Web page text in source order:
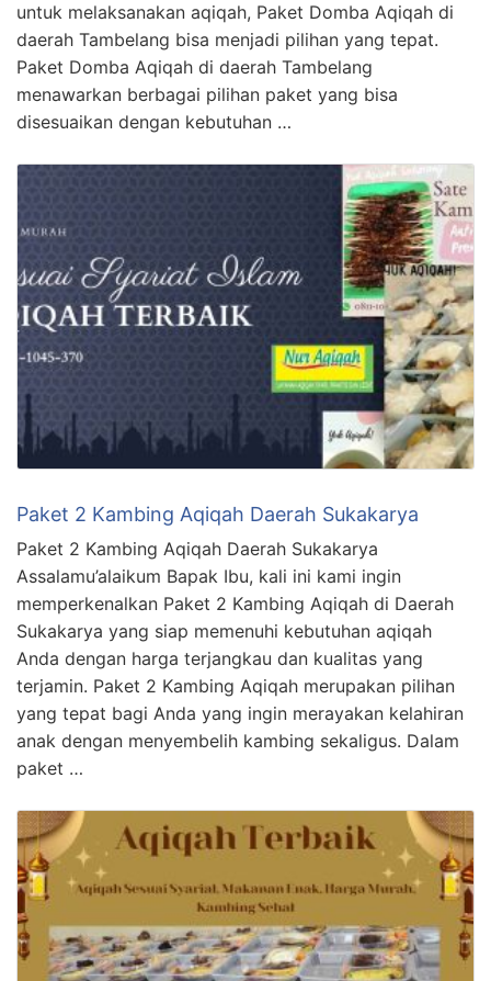
untuk melaksanakan aqiqah, Paket Domba Aqiqah di
daerah Tambelang bisa menjadi pilihan yang tepat.
Paket Domba Aqiqah di daerah Tambelang
menawarkan berbagai pilihan paket yang bisa
disesuaikan dengan kebutuhan …
Paket 2 Kambing Aqiqah Daerah Sukakarya
Paket 2 Kambing Aqiqah Daerah Sukakarya
Assalamu’alaikum Bapak Ibu, kali ini kami ingin
memperkenalkan Paket 2 Kambing Aqiqah di Daerah
Sukakarya yang siap memenuhi kebutuhan aqiqah
Anda dengan harga terjangkau dan kualitas yang
terjamin. Paket 2 Kambing Aqiqah merupakan pilihan
yang tepat bagi Anda yang ingin merayakan kelahiran
anak dengan menyembelih kambing sekaligus. Dalam
paket …